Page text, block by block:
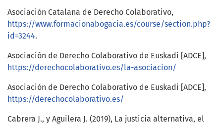
Asociación Catalana de Derecho Colaborativo,
https://www.formacionabogacia.es/course/section.php?
id=3244.
Asociación de Derecho Colaborativo de Euskadi [ADCE],
https://derechocolaborativo.es/la-asociacion/
Asociación de Derecho Colaborativo de Euskadi [ADCE],
https://derechocolaborativo.es/
Cabrera J., y Aguilera J. (2019), La justicia alternativa, el